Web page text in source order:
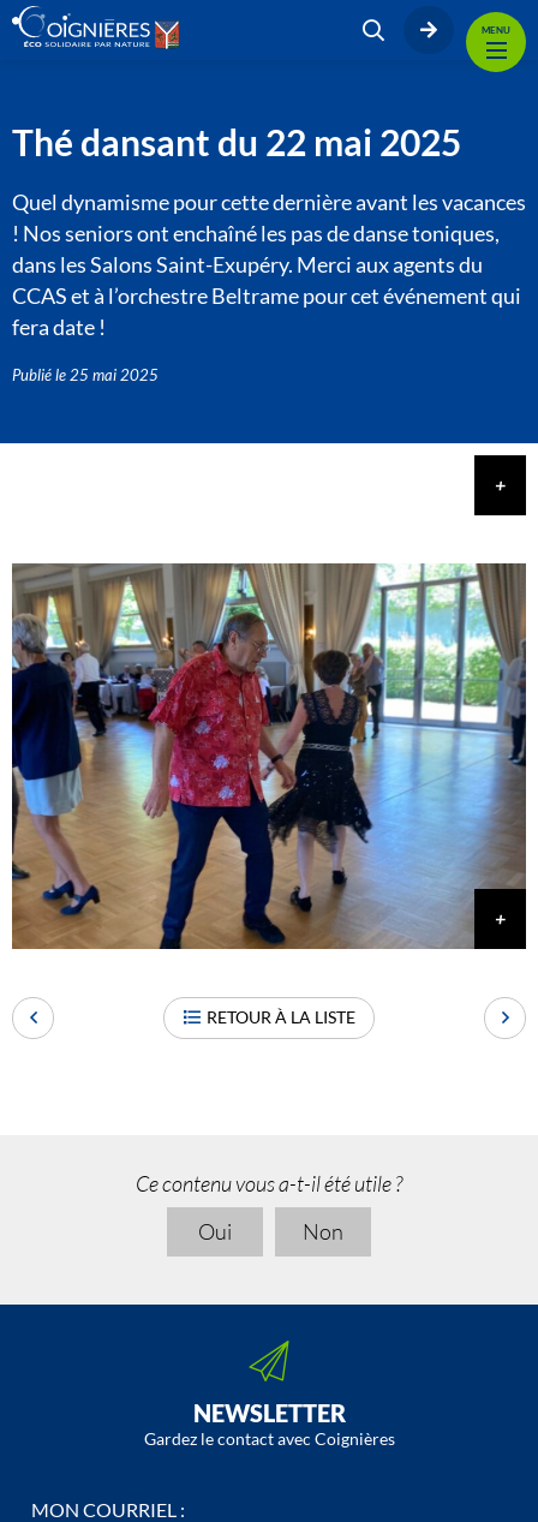
MENU
Thé dansant du 22 mai 2025
Quel dynamisme pour cette dernière avant les vacances
! Nos seniors ont enchaîné les pas de danse toniques,
dans les Salons Saint-Exupéry. Merci aux agents du
CCAS et à l’orchestre Beltrame pour cet événement qui
fera date !
Publié le 25 mai 2025
RETOUR À LA LISTE
Ce contenu vous a-t-il été utile ?
Oui
Non
NEWSLETTER
Gardez le contact avec Coignières
MON COURRIEL :